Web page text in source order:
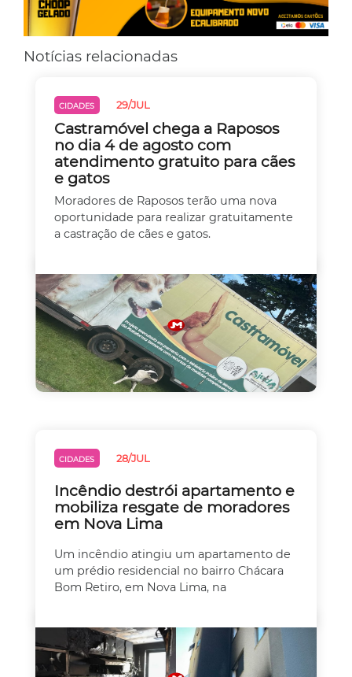
Notícias relacionadas
CIDADES 29/JUL
Castramóvel chega a Raposos
no dia 4 de agosto com
atendimento gratuito para cães
e gatos
Moradores de Raposos terão uma nova
oportunidade para realizar gratuitamente
a castração de cães e gatos.
CIDADES 28/JUL
Incêndio destrói apartamento e
mobiliza resgate de moradores
em Nova Lima
Um incêndio atingiu um apartamento de
um prédio residencial no bairro Chácara
Bom Retiro, em Nova Lima, na